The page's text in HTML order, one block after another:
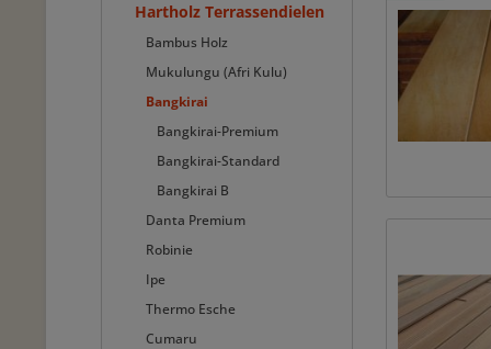
Hartholz Terrassendielen
Bambus Holz
Mukulungu (Afri Kulu)
Bangkirai
Bangkirai-Premium
Bangkirai-Standard
Bangkirai B
Danta Premium
Robinie
Ipe
Thermo Esche
Cumaru